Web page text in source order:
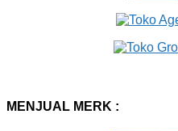
MENJUAL MERK :